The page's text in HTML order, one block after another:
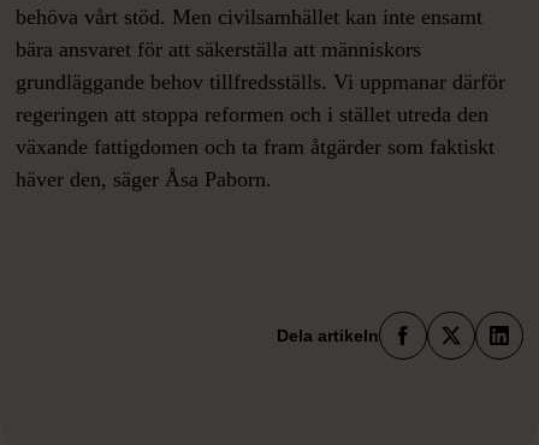
behöva vårt stöd. Men civilsamhället kan inte ensamt
bära ansvaret för att säkerställa att människors
grundläggande behov tillfredsställs. Vi uppmanar därför
regeringen att stoppa reformen och i stället utreda den
växande fattigdomen och ta fram åtgärder som faktiskt
häver den, säger Åsa Paborn.
Dela artikeln X